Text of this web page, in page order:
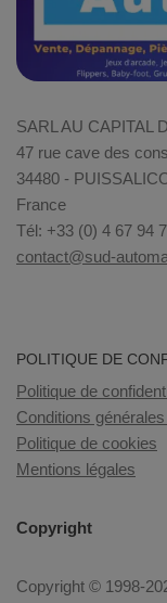
SARL AU CAPITAL
47 rue cave des
34480 -
France
Tél: +33 (0) 4 67 94
contact@sud-
POLITIQUE DE
Politique de
Conditions
Politique de cookies
Mentions légales
Copyright
Copyright © 1998-